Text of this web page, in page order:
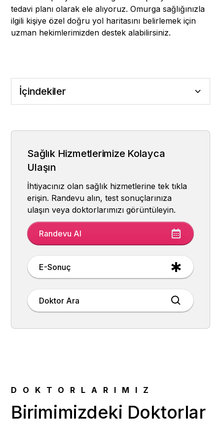
tedavi planı olarak ele alıyoruz. Omurga sağlığınızla
ilgili kişiye özel doğru yol haritasını belirlemek için
uzman hekimlerimizden destek alabilirsiniz.
İçindekiler
Sağlık Hizmetlerimize Kolayca
Ulaşın
İhtiyacınız olan sağlık hizmetlerine tek tıkla
erişin. Randevu alın, test sonuçlarınıza
ulaşın veya doktorlarımızı görüntüleyin.
Randevu Al
E-Sonuç
Doktor Ara
DOKTORLARIMIZ
Birimimizdeki Doktorlar